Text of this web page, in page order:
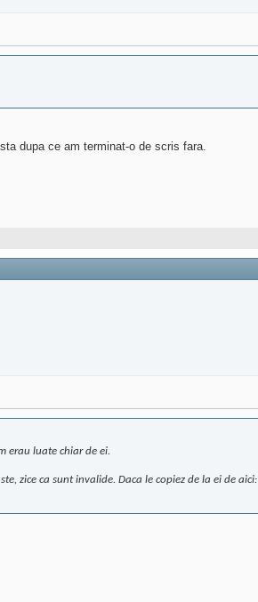
dupa ce am terminat-o de scris fara.
erau luate chiar de ei.
zice ca sunt invalide. Daca le copiez de la ei de aici: